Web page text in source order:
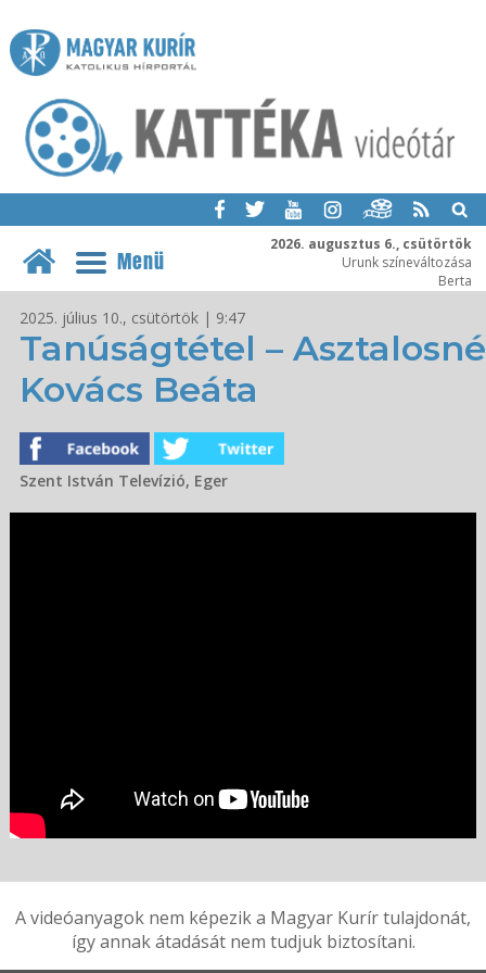
2026. augusztus 6., csütörtök
Urunk színeváltozása
Berta
Menü
2025. július 10., csütörtök | 9:47
Tanúságtétel – Asztalosné
Kovács Beáta
Szent István Televízió, Eger
A videóanyagok nem képezik a Magyar Kurír tulajdonát,
így annak átadását nem tudjuk biztosítani.